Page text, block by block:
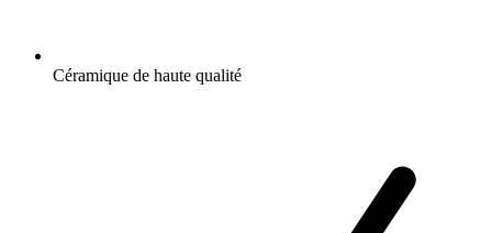
Céramique de haute qualité